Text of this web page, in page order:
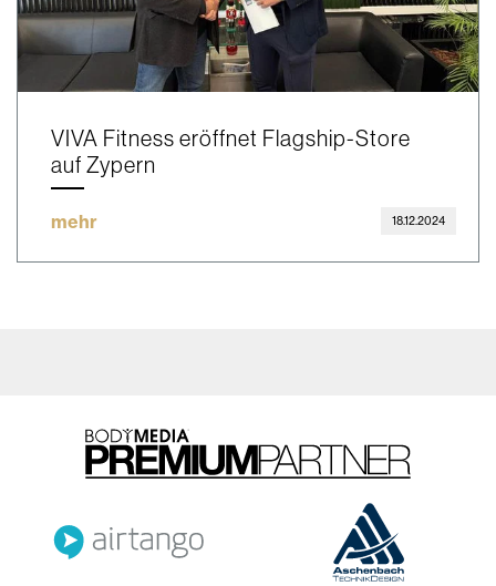
VIVA Fitness eröffnet Flagship-Store
auf Zypern
mehr 18.12.2024